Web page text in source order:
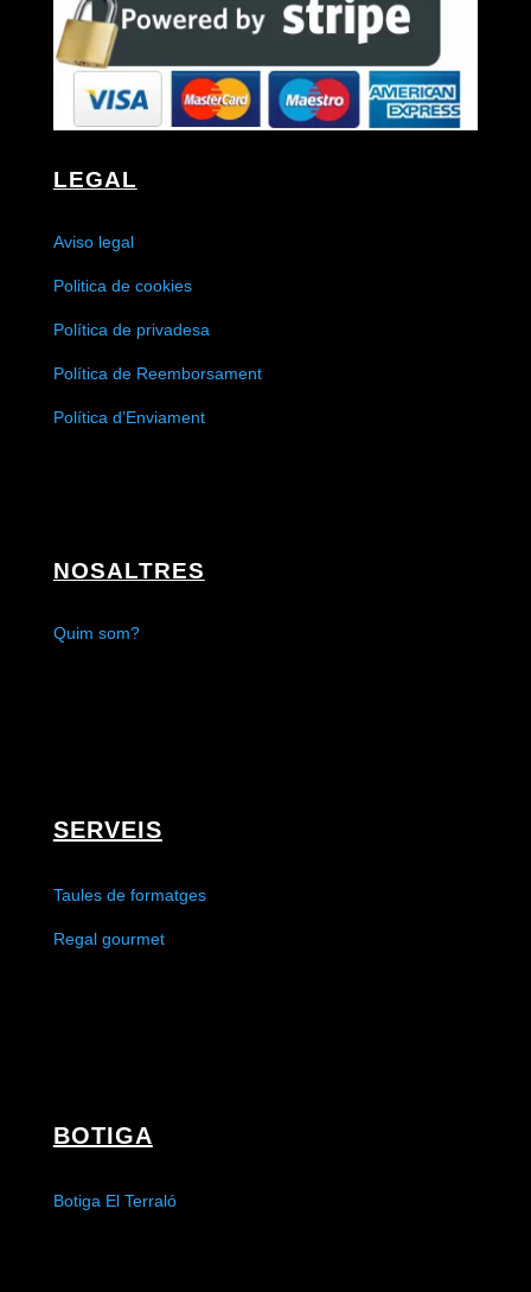
LEGAL
Aviso legal
Politica de cookies
Política de privadesa
Política de Reemborsament
Política d’Enviament
NOSALTRES
Quim som?
SERVEIS
Taules de formatges
Regal gourmet
BOTIGA
Botiga El Terraló